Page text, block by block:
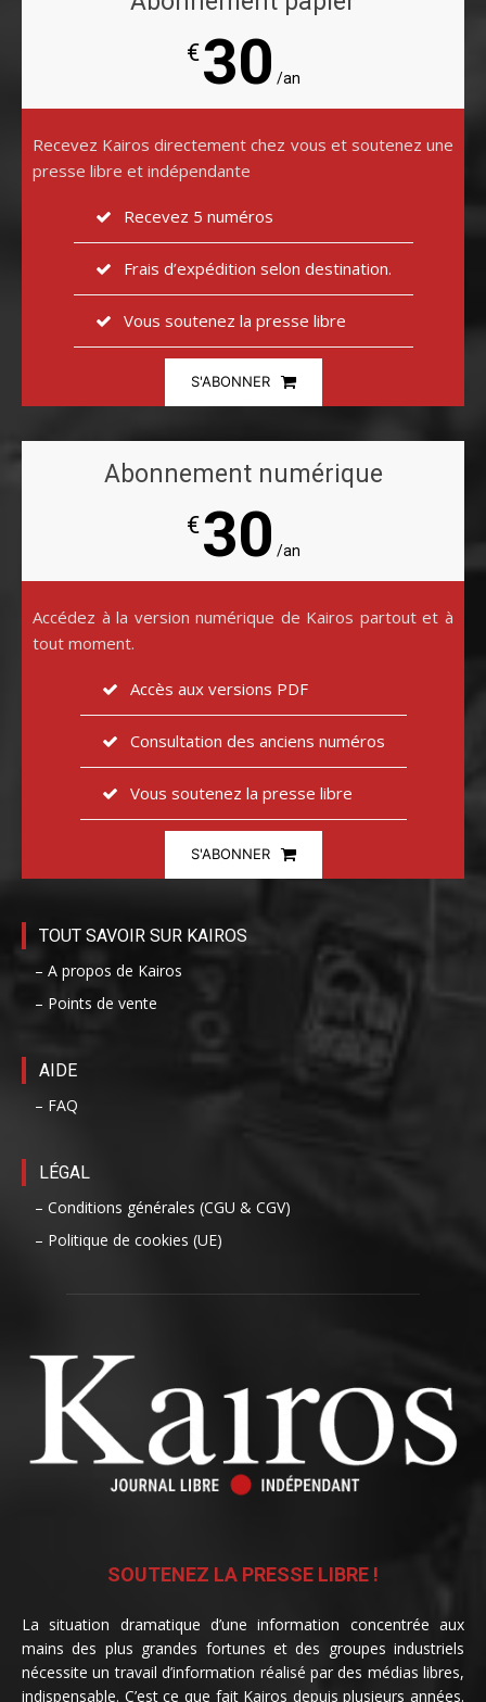
€30 /an
Recevez Kairos directement chez vous et soutenez une
presse libre et indépendante
Recevez 5 numéros
Frais d’expédition selon destination.
Vous soutenez la presse libre
S'ABONNER
Abonnement numérique
€30 /an
Accédez à la version numérique de Kairos partout et à
tout moment.
Accès aux versions PDF
Consultation des anciens numéros
Vous soutenez la presse libre
S'ABONNER
TOUT SAVOIR SUR KAIROS
– A propos de Kairos
– Points de vente
AIDE
– FAQ
LÉGAL
– Conditions générales (CGU & CGV)
– Politique de cookies (UE)
SOUTENEZ LA PRESSE LIBRE !
La situation dramatique d’une information concentrée aux
mains des plus grandes fortunes et des groupes industriels
nécessite un travail d’information réalisé par des médias libres,
indispensable. C’est ce que fait Kairos depuis plusieurs années.